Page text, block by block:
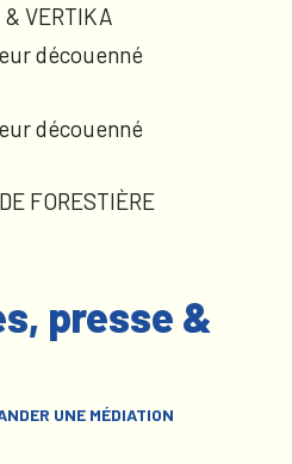
VERTIKA
découenné
découenné
FORESTIÈRE
presse &
UNE MÉDIATION